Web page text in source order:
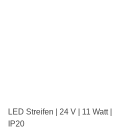
LED Streifen | 24 V | 11 Watt
IP20